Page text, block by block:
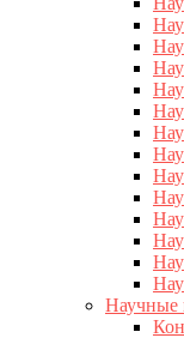
Научные